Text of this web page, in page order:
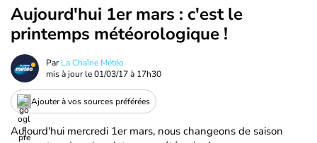
Aujourd'hui 1er mars : c'est le
printemps météorologique !
ParLa Chaîne Météo
mis à jour le01/03/17 à 17h30
Ajouter à vos sources préférées
Aujourd'hui mercredi 1er mars, nous changeons de saison